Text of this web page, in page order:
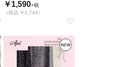
￥1,590+税
（税込 ￥1,749）